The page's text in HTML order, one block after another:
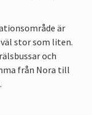
är
stor som liten.
och
från Nora till